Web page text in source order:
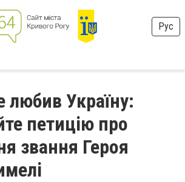
Рус
любив Україну:
петицію про
звання Героя